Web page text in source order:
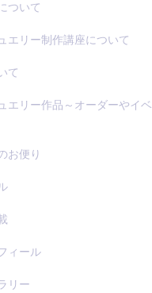
ついて
エリー制作講座について
て
エリー作品～オーダーやイベ
お便り
ィール
リー